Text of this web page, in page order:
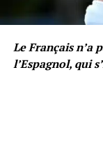
Le Français n’a
l’Espagnol, qui